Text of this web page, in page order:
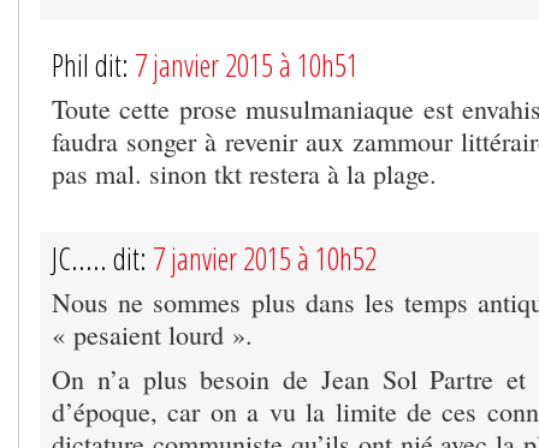
Phil dit: 7 janvier 2015 à 10h51
Toute cette prose musulmaniaque est
faudra songer à revenir aux zammour
pas mal. sinon tkt restera à la plage.
JC..... dit: 7 janvier 2015 à 10h52
Nous ne sommes plus dans les temps
« pesaient lourd ».
On n’a plus besoin de Jean Sol Partre
d’époque, car on a vu la limite de ces